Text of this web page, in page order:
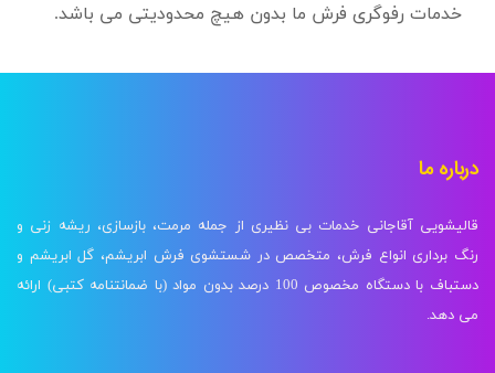
خدمات رفوگری فرش ما بدون هیچ محدودیتی می باشد.
درباره ما
قالیشویی آقاجانی خدمات بی نظیری از جمله مرمت، بازسازی، ریشه زنی و
رنگ برداری انواع فرش، متخصص در شستشوی فرش ابریشم، گل ابریشم و
دستباف با دستگاه مخصوص 100 درصد بدون مواد (با ضمانتنامه کتبی) ارائه
می دهد.